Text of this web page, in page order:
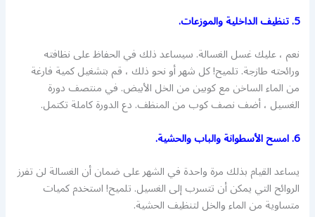
5. تنظيف الداخلية والموزعات.
نعم ، عليك غسل الغسالة. سيساعد ذلك في الحفاظ على نظافته
ورائحته طازجة. تلميح! كل شهر أو نحو ذلك ، قم بتشغيل كمية فارغة
من الماء الساخن مع كوبين من الخل الأبيض. في منتصف دورة
الغسيل ، أضف نصف كوب من المنظف. دع الدورة كاملة تكتمل.
6. امسح الأسطوانة والباب والحشية.
يساعد القيام بذلك مرة واحدة في الشهر على ضمان أن الغسالة لن تفرز
الروائح التي يمكن أن تتسرب إلى الغسيل. تلميح! استخدم كميات
متساوية من الماء والخل لتنظيف الحشية.